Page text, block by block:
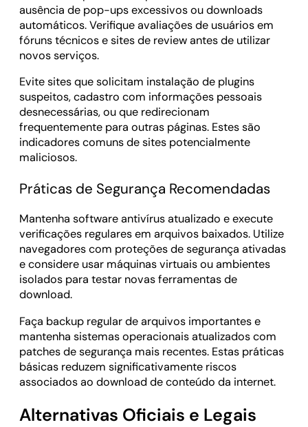
ausência de pop-ups excessivos ou downloads
automáticos. Verifique avaliações de usuários em
fóruns técnicos e sites de review antes de utilizar
novos serviços.
Evite sites que solicitam instalação de plugins
suspeitos, cadastro com informações pessoais
desnecessárias, ou que redirecionam
frequentemente para outras páginas. Estes são
indicadores comuns de sites potencialmente
maliciosos.
Práticas de Segurança Recomendadas
Mantenha software antivírus atualizado e execute
verificações regulares em arquivos baixados. Utilize
navegadores com proteções de segurança ativadas
e considere usar máquinas virtuais ou ambientes
isolados para testar novas ferramentas de
download.
Faça backup regular de arquivos importantes e
mantenha sistemas operacionais atualizados com
patches de segurança mais recentes. Estas práticas
básicas reduzem significativamente riscos
associados ao download de conteúdo da internet.
Alternativas Oficiais e Legais